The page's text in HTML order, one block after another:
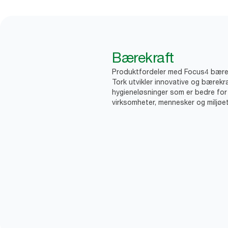
Bærekraft
Produktfordeler med Focus4
Tork utvikler innovative og
hygieneløsninger som er bedre for
virksomheter, mennesker og